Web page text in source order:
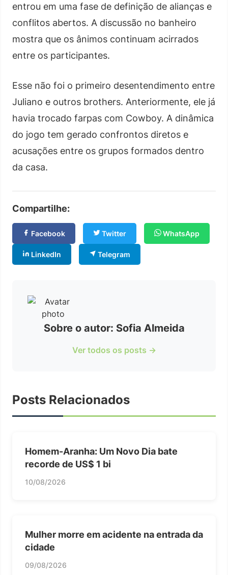
entrou em uma fase de definição de alianças e
conflitos abertos. A discussão no banheiro
mostra que os ânimos continuam acirrados
entre os participantes.
Esse não foi o primeiro desentendimento entre
Juliano e outros brothers. Anteriormente, ele já
havia trocado farpas com Cowboy. A dinâmica
do jogo tem gerado confrontos diretos e
acusações entre os grupos formados dentro
da casa.
Compartilhe:
Facebook Twitter WhatsApp
LinkedIn Telegram
Sobre o autor: Sofia Almeida
Ver todos os posts →
Posts Relacionados
Homem-Aranha: Um Novo Dia bate
recorde de US$ 1 bi
10/08/2026
Mulher morre em acidente na entrada da
cidade
09/08/2026